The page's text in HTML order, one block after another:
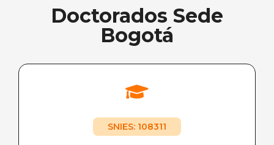
Doctorados Sede
Bogotá
SNIES: 108311